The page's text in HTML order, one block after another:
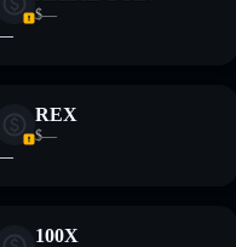
$—
REX
$—
100X